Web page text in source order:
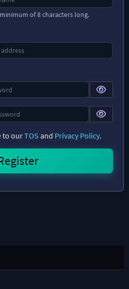
of 8 characters long.
to ourTOS and Privacy Policy.